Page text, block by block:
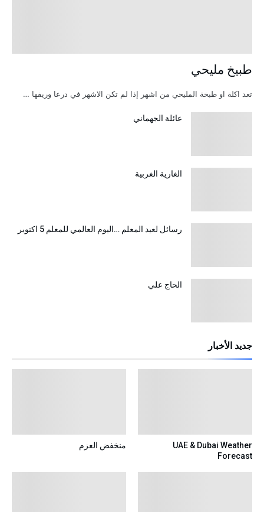
طبيخ مليحي
تعد اكلة او طبخة المليحي من اشهر إذا لم تكن الاشهر في درعا وريفها …
عائلة الجهماني
الغارية الغربية
رسائل لعيد المعلم …اليوم العالمي للمعلم 5 اكتوبر
الحاج علي
جديد الأخبار
منخفض العزم
UAE & Dubai Weather
Forecast